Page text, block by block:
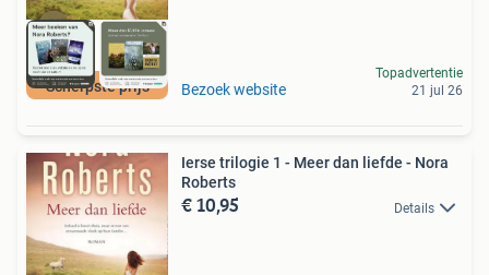
Scherpste prijs Bezoek website
Topadvertentie
21 jul 26
Ierse trilogie 1 - Meer dan liefde - Nora
Roberts
€ 10,95 Details